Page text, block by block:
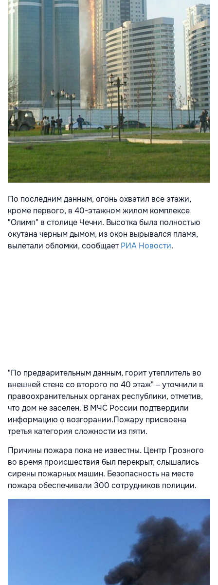
По последним данным, огонь охватил все этажи,
кроме первого, в 40-этажном жилом комплексе
"Олимп" в столице Чечни. Высотка была полностью
окутана черным дымом, из окон вырывался пламя,
вылетали обломки, сообщаетРИА Новости.
"По предварительным данным, горит утеплитель во
внешней стене со второго по 40 этаж" – уточнили в
правоохранительных органах республики, отметив,
что дом не заселен. В МЧС России подтвердили
информацию о возгорании.Пожару присвоена
третья категория сложности из пяти.
Причины пожара пока не известны. Центр Грозного
во время происшествия был перекрыт, слышались
сирены пожарных машин. Безопасность на месте
пожара обеспечивали 300 сотрудников полиции.